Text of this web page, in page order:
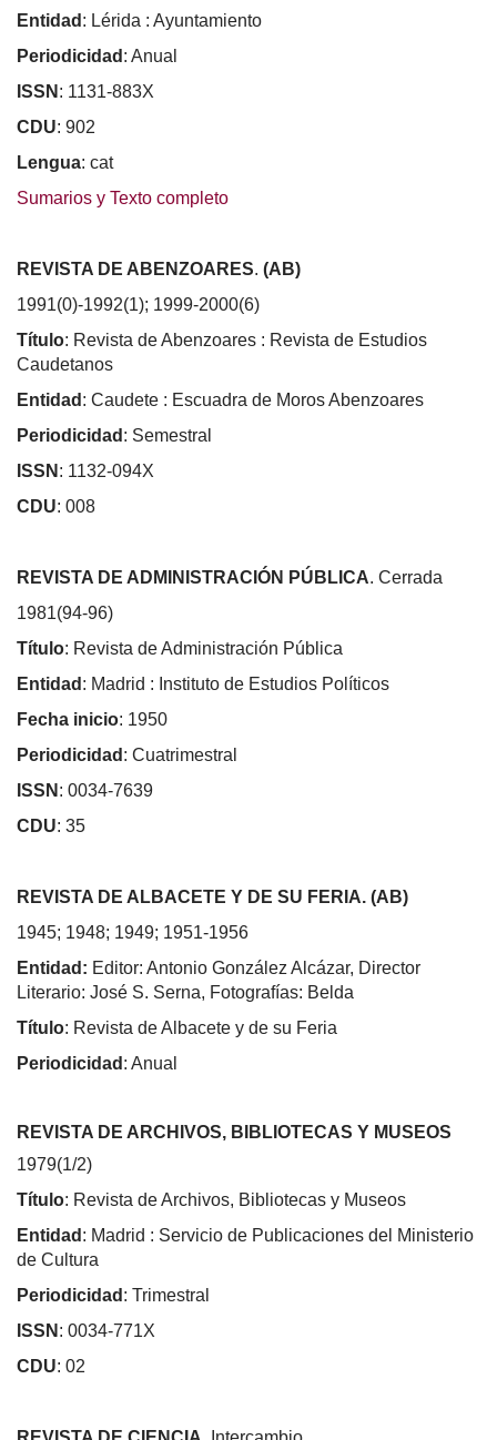
Entidad : Lérida : Ayuntamiento
Periodicidad : Anual
ISSN : 1131-883X
CDU: 902
Lengua: cat
Sumarios y Texto completo
REVISTA DE ABENZOARES. (AB)
1991(0)-1992(1); 1999-2000(6)
Título: Revista de Abenzoares : Revista de Estudios
Caudetanos
Entidad : Caudete : Escuadra de Moros Abenzoares
Periodicidad : Semestral
ISSN : 1132-094X
CDU: 008
REVISTA DE ADMINISTRACIÓN PÚBLICA. Cerrada
1981(94-96)
Título: Revista de Administración Pública
Entidad : Madrid : Instituto de Estudios Políticos
Fecha inicio: 1950
Periodicidad : Cuatrimestral
ISSN : 0034-7639
CDU: 35
REVISTA DE ALBACETE Y DE SU FERIA. (AB)
1945; 1948; 1949; 1951-1956
Entidad: Editor: Antonio González Alcázar, Director
Literario: José S. Serna, Fotografías: Belda
Título: Revista de Albacete y de su Feria
Periodicidad : Anual
REVISTA DE ARCHIVOS, BIBLIOTECAS Y MUSEOS
1979(1/2)
Título: Revista de Archivos, Bibliotecas y Museos
Entidad : Madrid : Servicio de Publicaciones del Ministerio
de Cultura
Periodicidad : Trimestral
ISSN : 0034-771X
CDU: 02